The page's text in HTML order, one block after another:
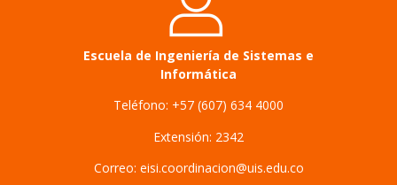
Escuela de Ingeniería de Sistemas e
Informática
Teléfono: +57 (607) 634 4000
Extensión: 2342
Correo: eisi.coordinacion@uis.edu.co